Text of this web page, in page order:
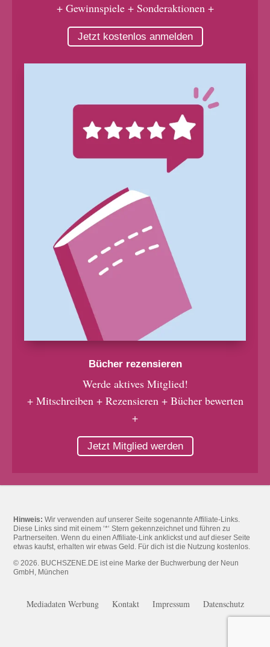
+ Gewinnspiele + Sonderaktionen +
Jetzt kostenlos anmelden
Bücher rezensieren
Werde aktives Mitglied!
+ Mitschreiben + Rezensieren + Bücher bewerten
+
Jetzt Mitglied werden
Hinweis: Wir verwenden auf unserer Seite sogenannte Affiliate-Links.
Diese Links sind mit einem ‘*‘ Stern gekennzeichnet und führen zu
Partnerseiten. Wenn du einen Affiliate-Link anklickst und auf dieser Seite
etwas kaufst, erhalten wir etwas Geld. Für dich ist die Nutzung kostenlos.
© 2026. BUCHSZENE.DE ist eine Marke der Buchwerbung der Neun
GmbH, München
Mediadaten Werbung Kontakt Impressum Datenschutz